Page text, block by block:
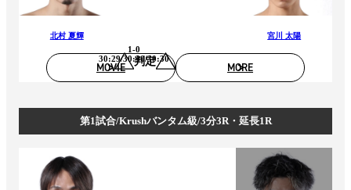
北村 夏輝
判定
1-0
30:29/30:30/30:30
宮川 太陽
MOVIE MORE
第1試合/Krushバンタム級/3分3R・延長1R